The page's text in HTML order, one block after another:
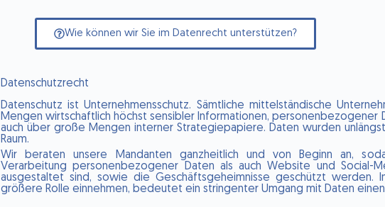
Wie können wir Sie im Datenrecht unterstützen?
Datenschutzrecht
Datenschutz ist Unternehmensschutz. Sämtliche mittelständische
Mengen wirtschaftlich höchst sensibler Informationen, personenbezogener
auch über große Mengen interner Strategiepapiere. Daten wurden
Raum.
Wir beraten unsere Mandanten ganzheitlich und von Beginn an,
Verarbeitung personenbezogener Daten als auch Website und Social-
ausgestaltet sind, sowie die Geschäftsgeheimnisse geschützt werden.
größere Rolle einnehmen, bedeutet ein stringenter Umgang mit Daten